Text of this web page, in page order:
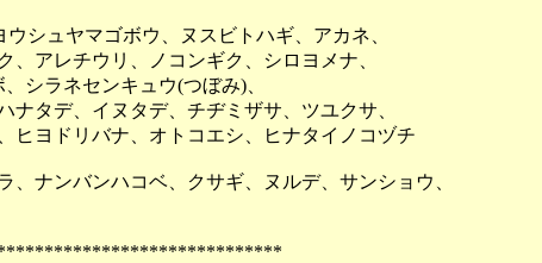
シュヤマゴボウ、ヌスビトハギ、アカネ、
アレチウリ、ノコンギク、シロヨメナ、
ラネセンキュウ(つぼみ)、
タデ、イヌタデ、チヂミザサ、ツユクサ、
ヨドリバナ、オトコエシ、ヒナタイノコヅチ
ナンバンハコベ、クサギ、ヌルデ、サンショウ、